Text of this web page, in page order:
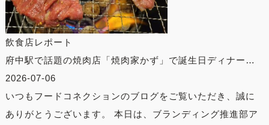
飲食店レポート
府中駅で話題の焼肉店「焼肉家かず」で誕生日ディナー…
2026-07-06
いつもフードコネクションのブログをご覧いただき、誠に
ありがとうございます。 本日は、ブランディング推進部ア